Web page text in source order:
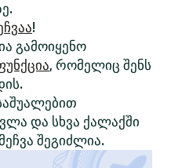
!
გამოიყენო
, რომელიც შენს
და სხვა ქალაქში
შეგიძლია.